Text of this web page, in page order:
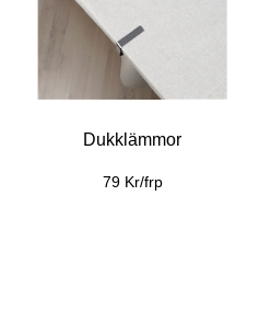
Dukklämmor
79 Kr/frp